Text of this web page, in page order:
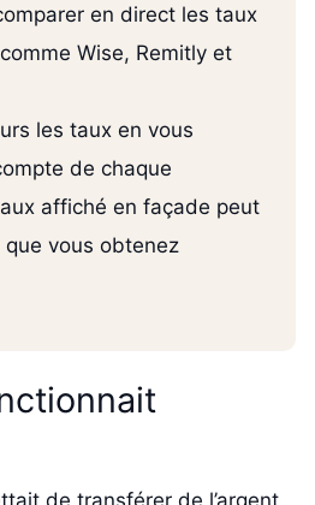
en direct les taux
Wise, Remitly et
les taux en vous
de chaque
affiché en façade peut
vous obtenez
de transférer de l’argent